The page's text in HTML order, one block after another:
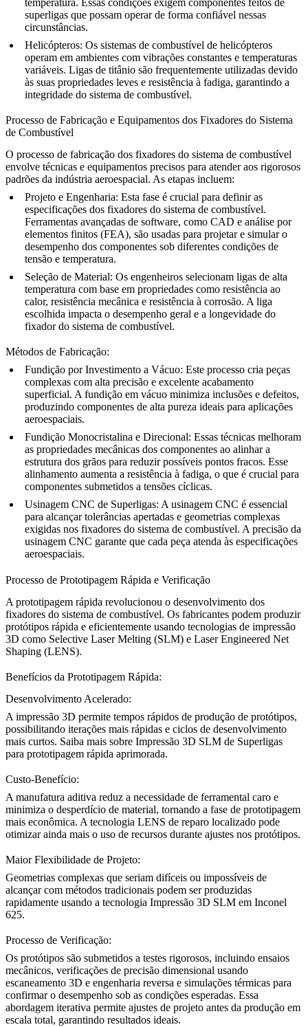
temperatura. Essas condições exigem componentes feitos de
superligas que possam operar de forma confiável nessas
circunstâncias.
Helicópteros: Os sistemas de combustível de helicópteros
operam em ambientes com vibrações constantes e temperaturas
variáveis. Ligas de titânio são frequentemente utilizadas devido
às suas propriedades leves e resistência à fadiga, garantindo a
integridade do sistema de combustível.
Processo de Fabricação e Equipamentos dos Fixadores do Sistema
de Combustível
O processo de fabricação dos fixadores do sistema de combustível
envolve técnicas e equipamentos precisos para atender aos rigorosos
padrões da indústria aeroespacial. As etapas incluem:
Projeto e Engenharia: Esta fase é crucial para definir as
especificações dos fixadores do sistema de combustível.
Ferramentas avançadas de software, como CAD e análise por
elementos finitos (FEA), são usadas para projetar e simular o
desempenho dos componentes sob diferentes condições de
tensão e temperatura.
Seleção de Material: Os engenheiros selecionam ligas de alta
temperatura com base em propriedades como resistência ao
calor, resistência mecânica e resistência à corrosão. A liga
escolhida impacta o desempenho geral e a longevidade do
fixador do sistema de combustível.
Métodos de Fabricação:
Fundição por Investimento a Vácuo: Este processo cria peças
complexas com alta precisão e excelente acabamento
superficial. A fundição em vácuo minimiza inclusões e defeitos,
produzindo componentes de alta pureza ideais para aplicações
aeroespaciais.
Fundição Monocristalina e Direcional: Essas técnicas melhoram
as propriedades mecânicas dos componentes ao alinhar a
estrutura dos grãos para reduzir possíveis pontos fracos. Esse
alinhamento aumenta a resistência à fadiga, o que é crucial para
componentes submetidos a tensões cíclicas.
Usinagem CNC de Superligas: A usinagem CNC é essencial
para alcançar tolerâncias apertadas e geometrias complexas
exigidas nos fixadores do sistema de combustível. A precisão da
usinagem CNC garante que cada peça atenda às especificações
aeroespaciais.
Processo de Prototipagem Rápida e Verificação
A prototipagem rápida revolucionou o desenvolvimento dos
fixadores do sistema de combustível. Os fabricantes podem produzir
protótipos rápida e eficientemente usando tecnologias de impressão
3D como Selective Laser Melting (SLM) e Laser Engineered Net
Shaping (LENS).
Benefícios da Prototipagem Rápida:
Desenvolvimento Acelerado:
A impressão 3D permite tempos rápidos de produção de protótipos,
possibilitando iterações mais rápidas e ciclos de desenvolvimento
mais curtos. Saiba mais sobre Impressão 3D SLM de Superligas
para prototipagem rápida aprimorada.
Custo-Benefício:
A manufatura aditiva reduz a necessidade de ferramental caro e
minimiza o desperdício de material, tornando a fase de prototipagem
mais econômica. A tecnologia LENS de reparo localizado pode
otimizar ainda mais o uso de recursos durante ajustes nos protótipos.
Maior Flexibilidade de Projeto:
Geometrias complexas que seriam difíceis ou impossíveis de
alcançar com métodos tradicionais podem ser produzidas
rapidamente usando a tecnologia Impressão 3D SLM em Inconel
625.
Processo de Verificação:
Os protótipos são submetidos a testes rigorosos, incluindo ensaios
mecânicos, verificações de precisão dimensional usando
escaneamento 3D e engenharia reversa e simulações térmicas para
confirmar o desempenho sob as condições esperadas. Essa
abordagem iterativa permite ajustes de projeto antes da produção em
escala total, garantindo resultados ideais.